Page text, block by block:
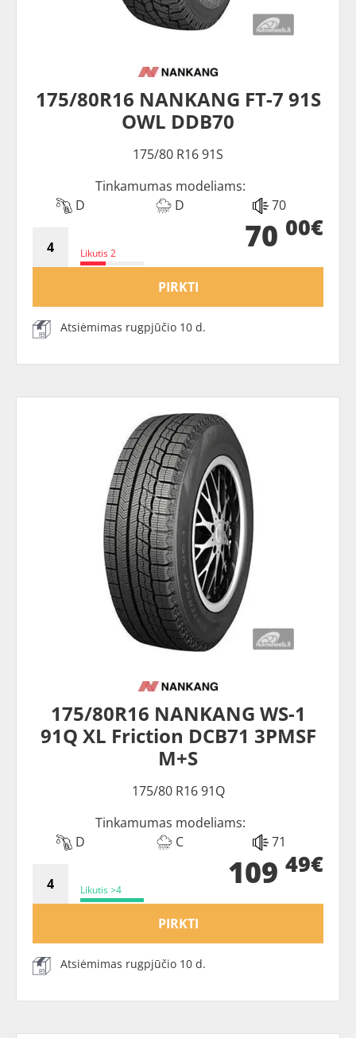
175/80R16 NANKANG FT-7 91S
OWL DDB70
175/80 R16 91S
Tinkamumas modeliams:
D
D 70
Likutis 2 70 00€
PIRKTI
Atsiėmimas rugpjūčio 10 d.
175/80R16 NANKANG WS-1
91Q XL Friction DCB71 3PMSF
M+S
175/80 R16 91Q
Tinkamumas modeliams:
D
C 71
Likutis >4 109 49€
PIRKTI
Atsiėmimas rugpjūčio 10 d.